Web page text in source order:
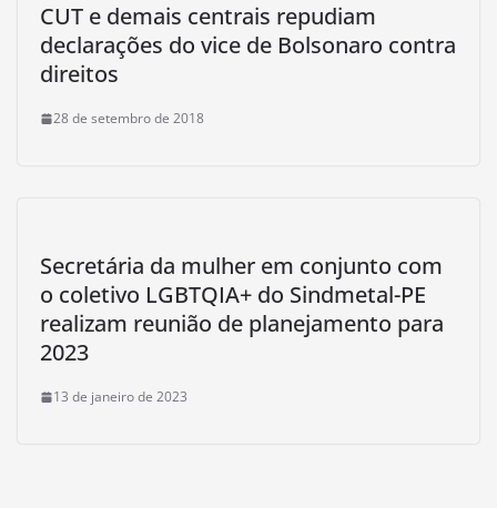
CUT e demais centrais repudiam
declarações do vice de Bolsonaro contra
direitos
28 de setembro de 2018
Secretária da mulher em conjunto com
o coletivo LGBTQIA+ do Sindmetal-PE
realizam reunião de planejamento para
2023
13 de janeiro de 2023